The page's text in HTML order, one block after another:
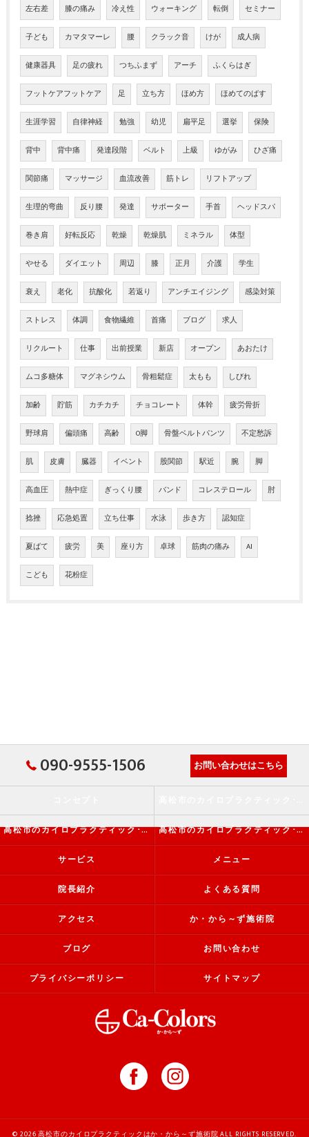
左右差 膝の痛み 冷え性 ウォーキング 転倒 セミナー
子ども カマタマーレ 腰 クラック音 けが 成人病
健康器具 足の疲れ つちふまず アーチ ふくらはぎ
フットケアフットケア 足 立ち方 ほめ方 ほめてのばす
生涯学習 自律神経 勉強 幼児 扁平足 選挙 保険
背中 背中痛 発達段階 ベルト 上級 ゆがみ ひざ痛
関節痛 マッサージ 血流改善 筋トレ リフトアップ
生理的弯曲 反り腰 発達 サポーター 手首 ヘッドスパ
巻き肩 好転反応 乾燥 乾燥肌 ミネラル 体型
やせる ダイエット 周辺 膝 正月 介護 学生
衰え 老化 抗酸化 若返り アンチエイジング 感染対策
ストレス 体調 食物繊維 首痛 ブログ 求人
リクルート 仕事 出前授業 新店 オープン あおたけ
ムコ多糖体 マグネシウム 骨粗鬆症 太もも しびれ
加齢 貯筋 カチカチ チョコレート 体幹 疲労骨折
野球肩 偏頭痛 高齢 O脚 骨盤ベルトパンツ 不定愁訴
肌 皮膚 臓器 イベント 股関節 駅近 腕 脚
高血圧 熱中症 ぎっくり腰 バンド コレステロール 肘
捻挫 応急処置 立ち仕事 水泳 歩き方 認知症
夏ばて 疲労 美 座り方 卓球 筋肉の痛み AI
こども 花粉症
090-9555-1506 お問い合わせはこちら
高松市のカイロプラクティック･か・から～ず施術院の評判 高松市のカイロプラクティック･か・から～ず施術院のお客様の声
サービス メニュー
院長紹介 よくある質問
アクセス か・から～ず施術院
ブログ お問い合わせ
プライバシーポリシー サイトマップ
© 2026 高松市のカイロプラクティックはか・から～ず施術院 ALL RIGHTS RESERVED.